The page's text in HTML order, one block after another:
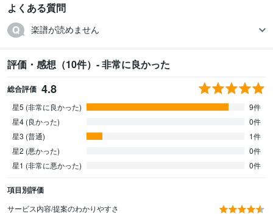
よくある質問
楽譜が読めません
評価・感想（10件）- 非常に良かった
総合評価 4.8
星5 (非常に良かった)
9件
星4 (良かった)
0件
星3 (普通)
1件
星2 (悪かった)
0件
星1 (非常に悪かった)
0件
項目別評価
サービス内容/提案のわかりやすさ